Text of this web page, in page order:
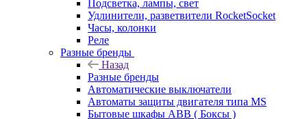
Подсветка, лампы, свет
Удлинители, разветвители RocketSocket
Часы, колонки
Реле
Разные бренды
Назад
Разные бренды
Автоматические выключатели
Автоматы защиты двигателя типа MS
Бытовые шкафы ABB ( Боксы )